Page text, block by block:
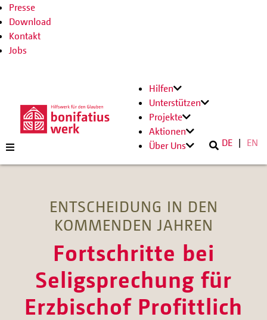
Presse
Download
Kontakt
Jobs
Hilfen
Unterstützen
Projekte
Aktionen
Über Uns
DE EN
ENTSCHEIDUNG IN DEN
KOMMENDEN JAHREN
Fortschritte bei
Seligsprechung für
Erzbischof Profittlich